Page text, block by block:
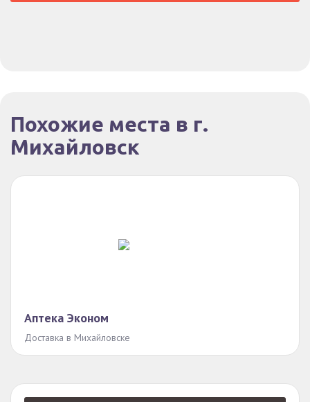
Похожие места в г.
Михайловск
Аптека Эконом
Доставка в Михайловске